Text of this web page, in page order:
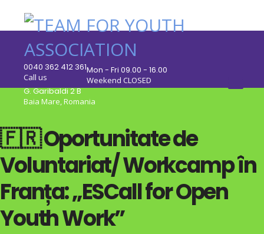
0040 362 412 361
Call us
Mon - Fri 09.00 - 16.00
Weekend CLOSED
G. Garibaldi 2 B
Baia Mare, Romania
🇫🇷 Oportunitate de
Voluntariat/ Workcamp în
Franța: „ESCall for Open
Youth Work”